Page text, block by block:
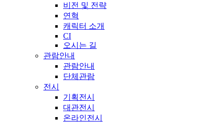
비전 및 전략
연혁
캐릭터 소개
CI
오시는 길
관람안내
관람안내
단체관람
전시
기획전시
대관전시
온라인전시